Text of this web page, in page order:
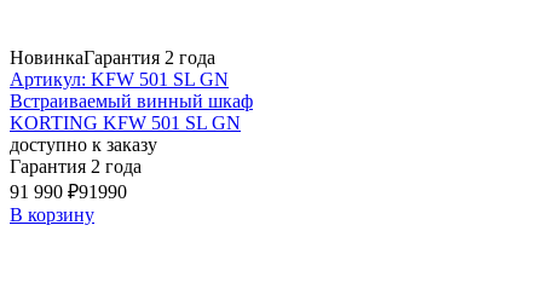
НовинкаГарантия 2 года
Артикул: KFW 501 SL GN
Встраиваемый винный шкаф
KORTING KFW 501 SL GN
доступно к заказу
Гарантия 2 года
91 990 ₽91990
В корзину